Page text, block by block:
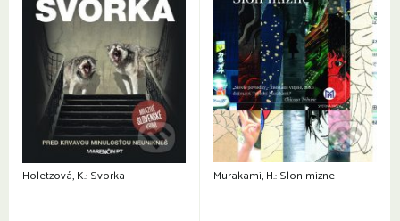
Holetzová, K.: Svorka Murakami, H.: Slon mizne